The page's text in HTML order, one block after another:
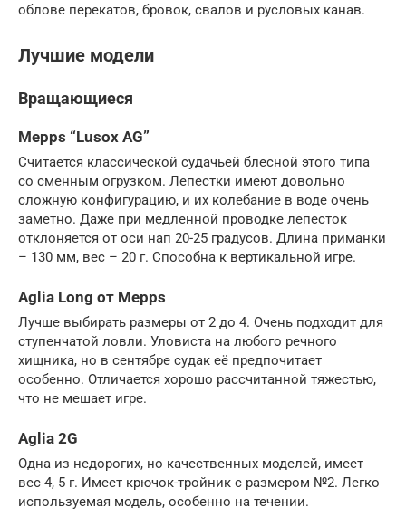
облове перекатов, бровок, свалов и русловых канав.
Лучшие модели
Вращающиеся
Mepps “Lusox AG”
Считается классической судачьей блесной этого типа
со сменным огрузком. Лепестки имеют довольно
сложную конфигурацию, и их колебание в воде очень
заметно. Даже при медленной проводке лепесток
отклоняется от оси нап 20-25 градусов. Длина приманки
– 130 мм, вес – 20 г. Способна к вертикальной игре.
Aglia Long от Mepps
Лучше выбирать размеры от 2 до 4. Очень подходит для
ступенчатой ловли. Уловиста на любого речного
хищника, но в сентябре судак её предпочитает
особенно. Отличается хорошо рассчитанной тяжестью,
что не мешает игре.
Aglia 2G
Одна из недорогих, но качественных моделей, имеет
вес 4, 5 г. Имеет крючок-тройник с размером №2. Легко
используемая модель, особенно на течении.